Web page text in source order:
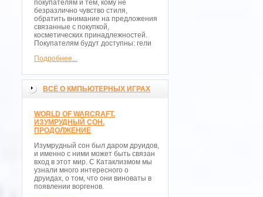
покупателям и тем, кому не
безразлично чувство стиля,
обратить внимание на предложения
связанные с покупкой,
косметических принадлежностей.
Покупателям будут доступны: гели
Подробнее...
ВСЁ О КМПЬЮТЕРНЫХ ИГРАХ
WORLD OF WARCRAFT.
ИЗУМРУДНЫЙ СОН.
ПРОДОЛЖЕНИЕ
Изумрудный сон был даром друидов,
и именно с ними может быть связан
вход в этот мир. С Катаклизмом мы
узнали много интересного о
друидах, о том, что они виноваты в
появлении воргенов.